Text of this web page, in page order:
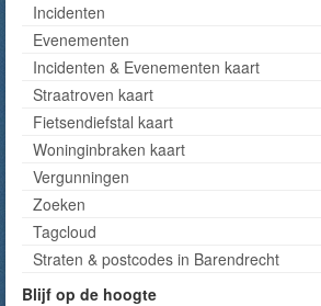
Incidenten
Evenementen
Incidenten & Evenementen kaart
Straatroven kaart
Fietsendiefstal kaart
Woninginbraken kaart
Vergunningen
Zoeken
Tagcloud
Straten & postcodes in Barendrecht
Blijf op de hoogte